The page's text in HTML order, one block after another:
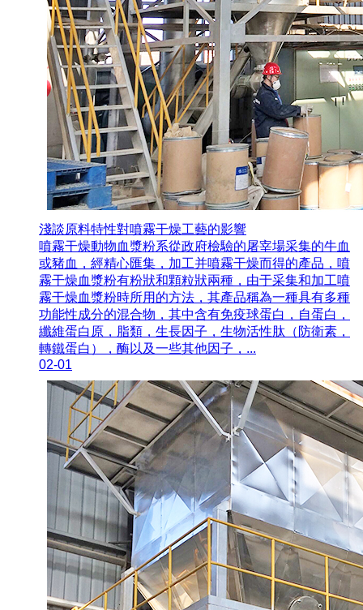
淺談原料特性對噴霧干燥工藝的影響
噴霧干燥動物血漿粉系從政府檢驗的屠宰場采集的牛血
或豬血，經精心匯集，加工并噴霧干燥而得的產品，噴
霧干燥血漿粉有粉狀和顆粒狀兩種，由于采集和加工噴
霧干燥血漿粉時所用的方法，其產品稱為一種具有多種
功能性成分的混合物，其中含有免疫球蛋白，自蛋白，
纖維蛋白原，脂類，生長因子，生物活性肽（防衛素，
轉鐵蛋白），酶以及一些其他因子，...
02-01